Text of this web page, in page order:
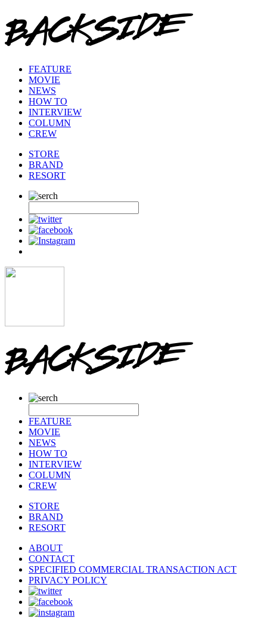
FEATURE
MOVIE
NEWS
HOW TO
INTERVIEW
COLUMN
CREW
STORE
BRAND
RESORT
FEATURE
MOVIE
NEWS
HOW TO
INTERVIEW
COLUMN
CREW
STORE
BRAND
RESORT
ABOUT
CONTACT
SPECIFIED COMMERCIAL TRANSACTION ACT
PRIVACY POLICY